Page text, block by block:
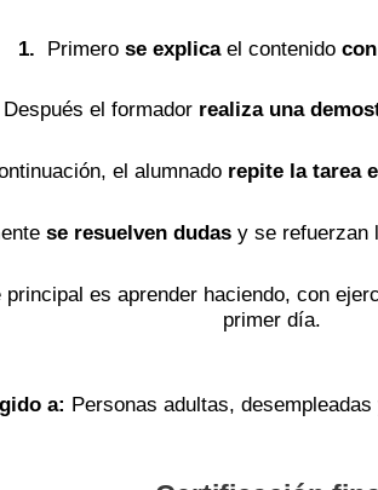
1. Primero se explicael contenido
el formador realiza una
el alumnado repite la tarea
se resuelven dudas y se refuerzan
principal es aprender haciendo, con
primer día.
a: Personas adultas,